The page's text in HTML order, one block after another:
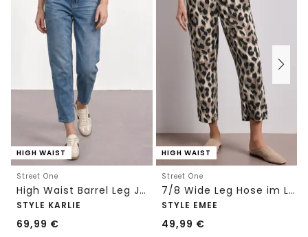
HIGH WAIST
Street One
High Waist Barrel Leg Jeans im Loose Fit
STYLE KARLIE
69,99 €
HIGH WAIST
Street One
7/8 Wide Leg Hose im Loose Fit mit Print
STYLE EMEE
49,99 €